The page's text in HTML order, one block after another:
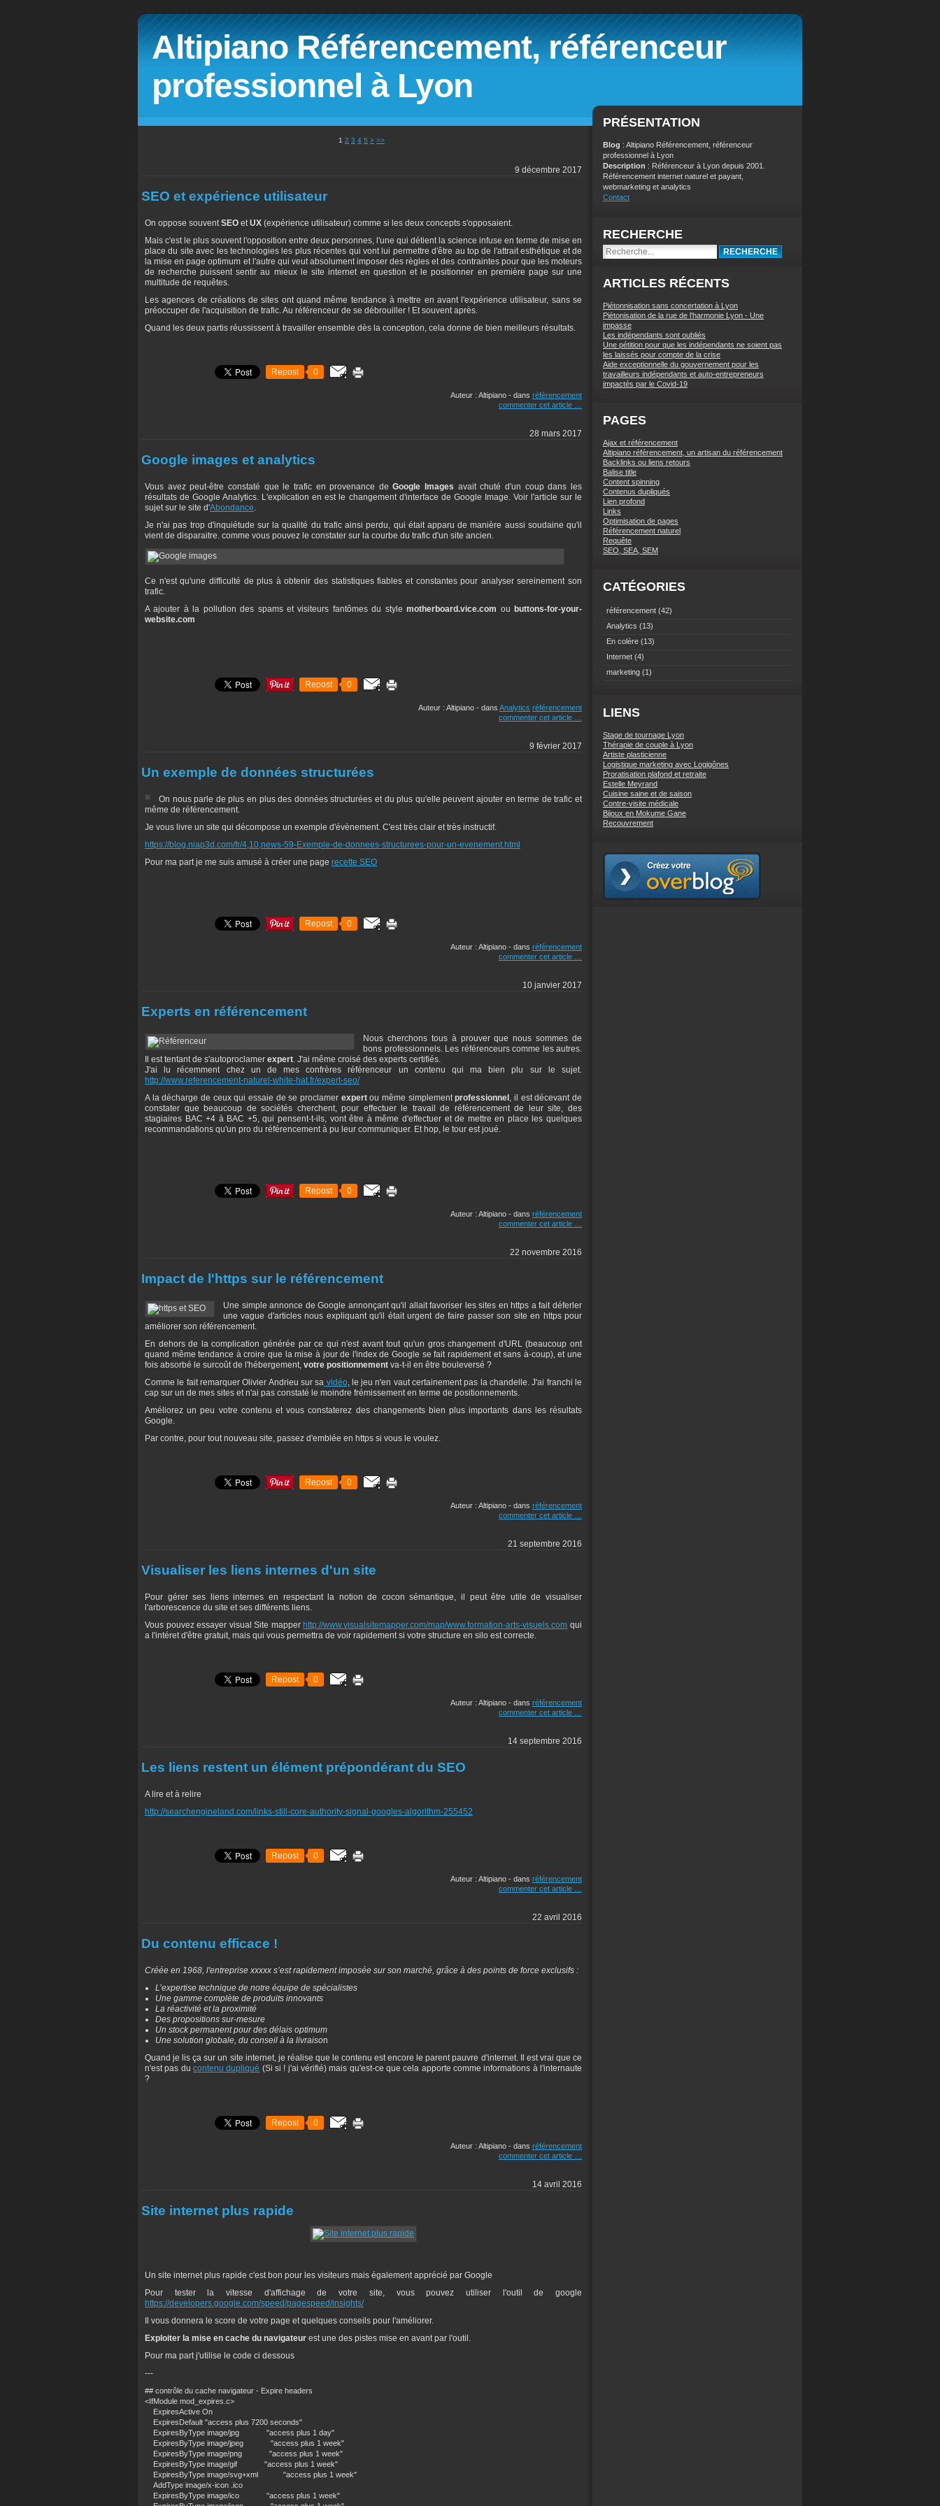
Altipiano Référencement, référenceur
professionnel à Lyon
1 2 3 4 5 > >>
9 décembre 2017
SEO et expérience utilisateur
On oppose souventSEO etUX (expérience utilisateur) comme si les deux concepts s'opposaient.
Mais c'est le plus souvent l'opposition entre deux personnes, l'une qui détient la science infuse en terme de mise en
place du site avec les technologies les plus récentes qui vont lui permettre d'être au top de l'attrait esthétique et de
la mise en page optimum et l'autre qui veut absolument imposer des règles et des contraintes pour que les moteurs
de recherche puissent sentir au mieux le site internet en question et le positionner en première page sur une
multitude de requêtes.
Les agences de créations de sites ont quand même tendance à mettre en avant l'expérience utilisateur, sans se
préoccuper de l'acquisition de trafic. Au référenceur de se débrouiller ! Et souvent après.
Quand les deux partis réussissent à travailler ensemble dès la conception, cela donne de bien meilleurs résultats.
Repost 0
Auteur : Altipiano - dans référencement
commenter cet article
28 mars 2017
Google images et analytics
Vous avez peut-être constaté que le trafic en provenance deGoogle Images avait chuté d'un coup dans les
résultats de Google Analytics. L'explication en est le changement d'interface de Google Image. Voir l'article sur le
sujet sur le site d'Abondance.
Je n'ai pas trop d'inquiétude sur la qualité du trafic ainsi perdu, qui était apparu de manière aussi soudaine qu'il
vient de disparaitre. comme vous pouvez le constater sur la courbe du trafic d'un site ancien.
Ce n'est qu'une difficulté de plus à obtenir des statistiques fiables et constantes pour analyser sereinement son
trafic.
A ajouter à la pollution des spams et visiteurs fantômes du stylemotherboard.vice.com ou buttons-for-your-
website.com
Repost 0
Auteur : Altipiano - dans Analytics référencement
commenter cet article
9 février 2017
Un exemple de données structurées
On nous parle de plus en plus des données structurées et du plus qu'elle peuvent ajouter en terme de trafic et
même de référencement.
Je vous livre un site qui décompose un exemple d'évènement. C'est très clair et très instructif.
https://blog.niap3d.com/fr/4,10,news-59-Exemple-de-donnees-structurees-pour-un-evenement.html
Pour ma part je me suis amusé à créer une page recette SEO
Repost 0
Auteur : Altipiano - dans référencement
commenter cet article
10 janvier 2017
Experts en référencement
Nous cherchons tous à prouver que nous sommes de
bons professionnels. Les référenceurs comme les autres.
Il est tentant de s'autoproclamer expert. J'ai même croisé des experts certifiés.
J'ai lu récemment chez un de mes confrères référenceur un contenu qui ma bien plu sur le sujet.
http://www.referencement-naturel-white-hat.fr/expert-seo/
A la décharge de ceux qui essaie de se proclamer expertou même simplementprofessionnel , il est décevant de
constater que beaucoup de sociétés cherchent, pour effectuer le travail de référencement de leur site, des
stagiaires BAC +4 à BAC +5, qui pensent-t-ils, vont être à même d'effectuer et de mettre en place les quelques
recommandations qu'un pro du référencement à pu leur communiquer. Et hop, le tour est joué.
Repost 0
Auteur : Altipiano - dans référencement
commenter cet article
22 novembre 2016
Impact de l'https sur le référencement
Une simple annonce de Google annonçant qu'il allait favoriser les sites en https a fait déferler
une vague d'articles nous expliquant qu'il était urgent de faire passer son site en https pour
améliorer son référencement.
En dehors de la complication générée par ce qui n'est avant tout qu'un gros changement d'URL (beaucoup ont
quand même tendance à croire que la mise à jour de l'index de Google se fait rapidement et sans à-coup), et une
fois absorbé le surcoût de l'hébergement, votre positionnement va-t-il en être bouleversé ?
Comme le fait remarquer Olivier Andrieu sur sa vidéo, le jeu n'en vaut certainement pas la chandelle. J'ai franchi le
cap sur un de mes sites et n'ai pas constaté le moindre frémissement en terme de positionnements.
Améliorez un peu votre contenu et vous constaterez des changements bien plus importants dans les résultats
Google.
Par contre, pour tout nouveau site, passez d'emblée en https si vous le voulez.
Repost 0
Auteur : Altipiano - dans référencement
commenter cet article
21 septembre 2016
Visualiser les liens internes d'un site
Pour gérer ses liens internes en respectant la notion de cocon sémantique, il peut être utile de visualiser
l'arborescence du site et ses différents liens.
Vous pouvez essayer visual Site mapper http://www.visualsitemapper.com/map/www.formation-arts-visuels.com qui
a l'intéret d'être gratuit, mais qui vous permettra de voir rapidement si votre structure en silo est correcte.
Repost 0
Auteur : Altipiano - dans référencement
commenter cet article
14 septembre 2016
Les liens restent un élément prépondérant du SEO
A lire et à relire
http://searchengineland.com/links-still-core-authority-signal-googles-algorithm-255452
Repost 0
Auteur : Altipiano - dans référencement
commenter cet article
22 avril 2016
Du contenu efficace !
Créée en 1968, l'entreprise xxxxx s’est rapidement imposée sur son marché, grâce à des points de force exclusifs :
L’expertise technique de notre équipe de spécialistes
Une gamme complète de produits innovants
La réactivité et la proximité
Des propositions sur-mesure
Un stock permanent pour des délais optimum
Une solution globale, du conseil à la livraison
Quand je lis ça sur un site internet, je réalise que le contenu est encore le parent pauvre d'internet. Il est vrai que ce
n'est pas du contenu dupliqué (Si si ! j'ai vérifié) mais qu'est-ce que cela apporte comme informations à l'internaute
?
Repost 0
Auteur : Altipiano - dans référencement
commenter cet article
14 avril 2016
Site internet plus rapide
Un site internet plus rapide c'est bon pour les visiteurs mais également apprécié par Google
Pour tester la vitesse d'affichage de votre site, vous pouvez utiliser l'outil de google
https://developers.google.com/speed/pagespeed/insights/
Il vous donnera le score de votre page et quelques conseils pour l'améliorer.
Exploiter la mise en cache du navigateur est une des pistes mise en avant par l'outil.
Pour ma part j'utilise le code ci dessous
---
## contrôle du cache navigateur - Expire headers
<IfModule mod_expires.c>
ExpiresActive On
ExpiresDefault "access plus 7200 seconds"
ExpiresByType image/jpg "access plus 1 day"
ExpiresByType image/jpeg "access plus 1 week"
ExpiresByType image/png "access plus 1 week"
ExpiresByType image/gif "access plus 1 week"
ExpiresByType image/svg+xml "access plus 1 week"
AddType image/x-icon .ico
ExpiresByType image/ico "access plus 1 week"
PRÉSENTATION
Blog : Altipiano Référencement, référenceur
professionnel à Lyon
Description : Référenceur à Lyon depuis 2001.
Référencement internet naturel et payant,
webmarketing et analytics
Contact
RECHERCHE
ARTICLES RÉCENTS
Piétonnisation sans concertation à Lyon
Piétonisation de la rue de l'harmonie Lyon - Une
impasse
Les indépendants sont oubliés
Une pétition pour que les indépendants ne soient pas
les laissés pour compte de la crise
Aide exceptionnelle du gouvernement pour les
travailleurs indépendants et auto-entrepreneurs
impactés par le Covid-19
PAGES
Ajax et référencement
Altipiano référencement, un artisan du référencement
Backlinks ou liens retours
Balise title
Content spinning
Contenus dupliqués
Lien profond
Links
Optimisation de pages
Référencement naturel
Requête
SEO, SEA, SEM
CATÉGORIES
référencement (42)
Analytics (13)
En colère (13)
Internet (4)
marketing (1)
LIENS
Stage de tournage Lyon
Thérapie de couple à Lyon
Artiste plasticienne
Logistique marketing avec Logigônes
Proratisation plafond et retraite
Estelle Meyrand
Cuisine saine et de saison
Contre-visite médicale
Bijoux en Mokume Gane
Recouvrement